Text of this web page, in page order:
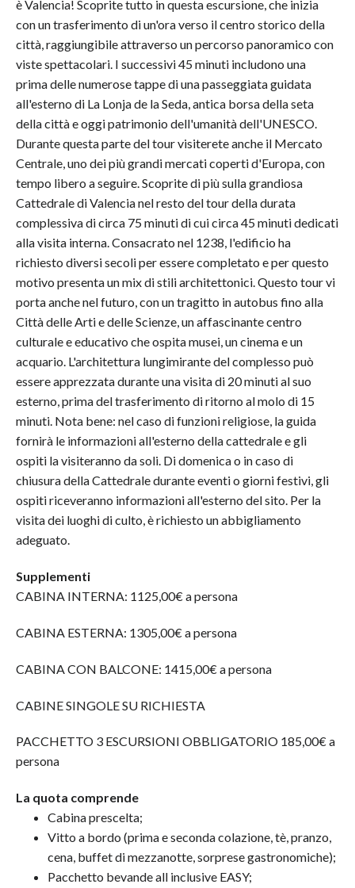
è Valencia! Scoprite tutto in questa escursione, che inizia
con un trasferimento di un'ora verso il centro storico della
città, raggiungibile attraverso un percorso panoramico con
viste spettacolari. I successivi 45 minuti includono una
prima delle numerose tappe di una passeggiata guidata
all'esterno di La Lonja de la Seda, antica borsa della seta
della città e oggi patrimonio dell'umanità dell'UNESCO.
Durante questa parte del tour visiterete anche il Mercato
Centrale, uno dei più grandi mercati coperti d'Europa, con
tempo libero a seguire. Scoprite di più sulla grandiosa
Cattedrale di Valencia nel resto del tour della durata
complessiva di circa 75 minuti di cui circa 45 minuti dedicati
alla visita interna. Consacrato nel 1238, l'edificio ha
richiesto diversi secoli per essere completato e per questo
motivo presenta un mix di stili architettonici. Questo tour vi
porta anche nel futuro, con un tragitto in autobus fino alla
Città delle Arti e delle Scienze, un affascinante centro
culturale e educativo che ospita musei, un cinema e un
acquario. L'architettura lungimirante del complesso può
essere apprezzata durante una visita di 20 minuti al suo
esterno, prima del trasferimento di ritorno al molo di 15
minuti. Nota bene: nel caso di funzioni religiose, la guida
fornirà le informazioni all'esterno della cattedrale e gli
ospiti la visiteranno da soli. Di domenica o in caso di
chiusura della Cattedrale durante eventi o giorni festivi, gli
ospiti riceveranno informazioni all'esterno del sito. Per la
visita dei luoghi di culto, è richiesto un abbigliamento
adeguato.
Supplementi
CABINA INTERNA: 1125,00€ a persona
CABINA ESTERNA: 1305,00€ a persona
CABINA CON BALCONE: 1415,00€ a persona
CABINE SINGOLE SU RICHIESTA
PACCHETTO 3 ESCURSIONI OBBLIGATORIO 185,00€ a
persona
La quota comprende
Cabina prescelta;
Vitto a bordo (prima e seconda colazione, tè, pranzo,
cena, buffet di mezzanotte, sorprese gastronomiche);
Pacchetto bevande all inclusive EASY;